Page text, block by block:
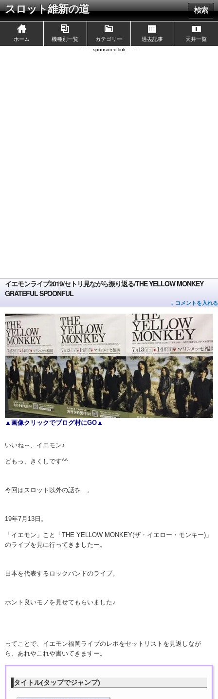
スロット維新の道 検索
ホーム 機種別一覧 カテゴリー 過去記事 天井一覧
----------sponsored link----------
イエモンライブ2019/セトリ見ながら振り返る/THE YELLOW MONKEY
GRATEFUL SPOONFUL
↓ コメントを入れる
▲画像クリックでブログ村にGO▲
いいね～、イエモン♪
どもっ、きくしです^^ゞ
今回はスロット以外の話を…。
19年7月13日。
「イエモン」こと「THE YELLOW MONKEY(ザ・イエロー・モンキー)」
のライブを見に行ってきましたー。
日本を代表するロックバンドのライブ。
ホント良いモノを見せてもらいました♪
ってことで、イエモン福岡ライブのレポをセットリストを見返しなが
ら、あれやこれや書いてきますー。
タイトル(タップでジャンプ)